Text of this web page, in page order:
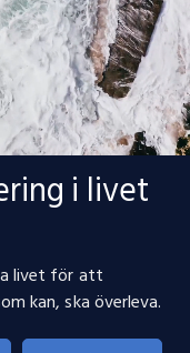
i livet
livet för att
kan, ska överleva.